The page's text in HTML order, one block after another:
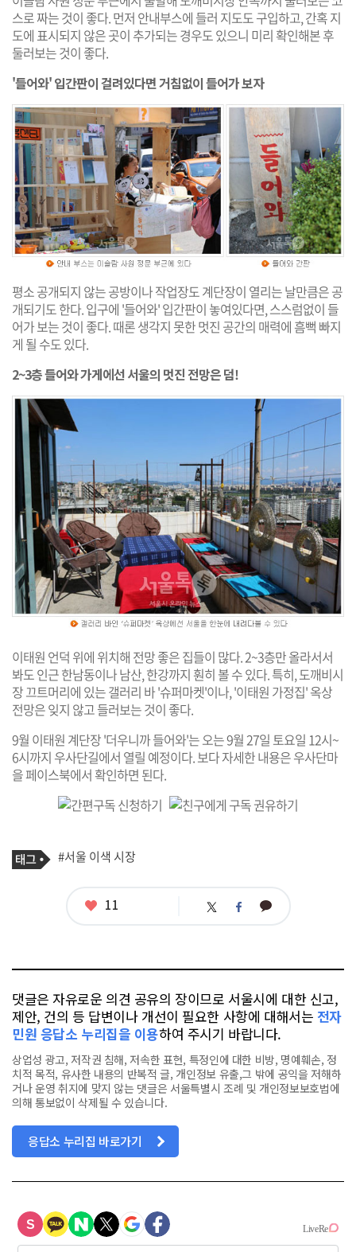
스로 짜는 것이 좋다. 먼저 안내부스에 들러 지도도 구입하고, 간혹 지
도에 표시되지 않은 곳이 추가되는 경우도 있으니 미리 확인해본 후
둘러보는 것이 좋다.
'들어와' 입간판이 걸려있다면 거침없이 들어가 보자
평소 공개되지 않는 공방이나 작업장도 계단장이 열리는 날만큼은 공
개되기도 한다. 입구에 '들어와' 입간판이 놓여있다면, 스스럼없이 들
어가 보는 것이 좋다. 때론 생각지 못한 멋진 공간의 매력에 흠뻑 빠지
게 될 수도 있다.
2~3층 들어와 가게에선 서울의 멋진 전망은 덤!
이태원 언덕 위에 위치해 전망 좋은 집들이 많다. 2~3층만 올라서서
봐도 인근 한남동이나 남산, 한강까지 훤히 볼 수 있다. 특히, 도깨비시
장 끄트머리에 있는 갤러리 바 '슈퍼마켓'이나, '이태원 가정집' 옥상
전망은 잊지 않고 들러보는 것이 좋다.
9월 이태원 계단장 '더우니까 들어와'는 오는 9월 27일 토요일 12시~
6시까지 우사단길에서 열릴 예정이다. 보다 자세한 내용은 우사단마
을 페이스북에서 확인하면 된다.
기
사
태
그
#서울 이색 시장
좋
11 트 페 카
댓글은 자유로운 의견 공유의 장이므로 서울시에 대한 신고,
제안, 건의 등 답변이나 개선이 필요한 사항에 대해서는 전자
민원 응답소 누리집을 이용하여 주시기 바랍니다.
상업성 광고, 저작권 침해, 저속한 표현, 특정인에 대한 비방, 명예훼손, 정
치적 목적, 유사한 내용의 반복적 글, 개인정보 유출,그 밖에 공익을 저해하
거나 운영 취지에 맞지 않는 댓글은 서울특별시 조례 및 개인정보보호법에
의해 통보없이 삭제될 수 있습니다.
응답소 누리집 바로가기